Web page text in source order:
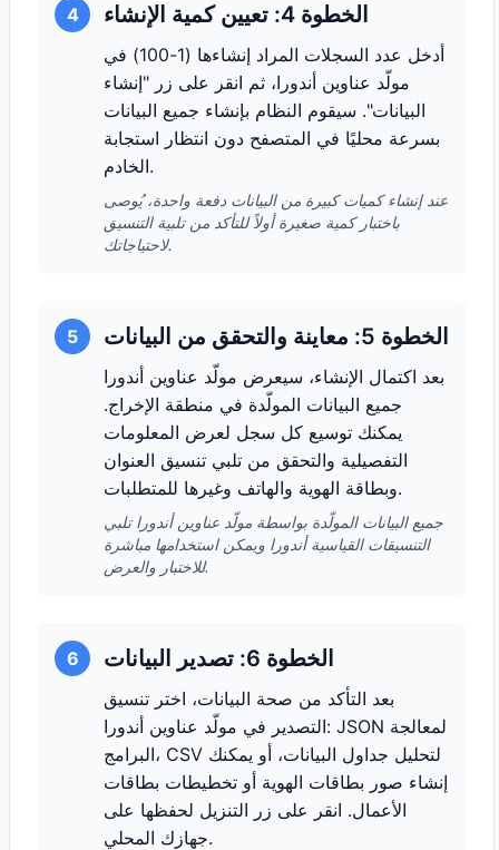
4 الخطوة 4: تعيين كمية الإنشاء
أدخل عدد السجلات المراد إنشاءها (1-100) في
مولّد عناوين أندورا، ثم انقر على زر "إنشاء
البيانات". سيقوم النظام بإنشاء جميع البيانات
بسرعة محليًا في المتصفح دون انتظار استجابة
الخادم.
عند إنشاء كميات كبيرة من البيانات دفعة واحدة، يُوصى
باختبار كمية صغيرة أولاً للتأكد من تلبية التنسيق
لاحتياجاتك.
5 الخطوة 5: معاينة والتحقق من البيانات
بعد اكتمال الإنشاء، سيعرض مولّد عناوين أندورا
جميع البيانات المولّدة في منطقة الإخراج.
يمكنك توسيع كل سجل لعرض المعلومات
التفصيلية والتحقق من تلبي تنسيق العنوان
وبطاقة الهوية والهاتف وغيرها للمتطلبات.
جميع البيانات المولّدة بواسطة مولّد عناوين أندورا تلبي
التنسيقات القياسية أندورا ويمكن استخدامها مباشرة
للاختبار والعرض.
6 الخطوة 6: تصدير البيانات
بعد التأكد من صحة البيانات، اختر تنسيق
التصدير في مولّد عناوين أندورا: JSON لمعالجة
البرامج، CSV لتحليل جداول البيانات، أو يمكنك
إنشاء صور بطاقات الهوية أو تخطيطات بطاقات
الأعمال. انقر على زر التنزيل لحفظها على
جهازك المحلي.